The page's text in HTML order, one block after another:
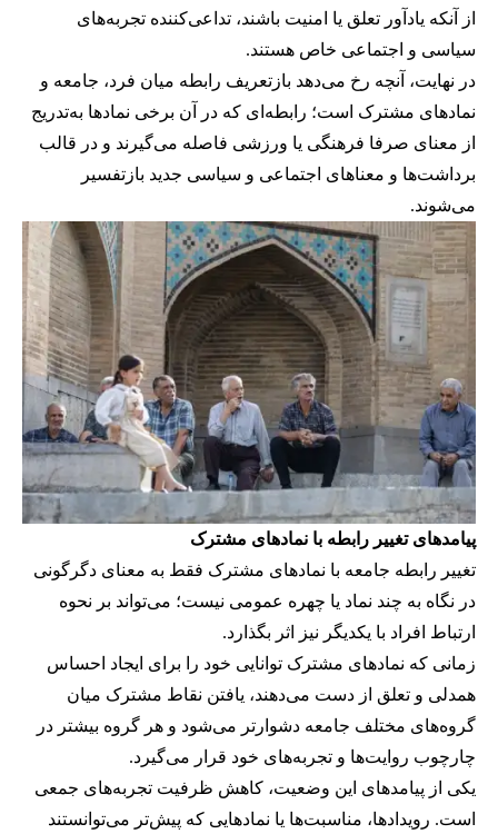
از آنکه یادآور تعلق یا امنیت باشند، تداعی‌کننده تجربه‌های
سیاسی و اجتماعی خاص هستند.
در نهایت، آنچه رخ می‌دهد بازتعریف رابطه میان فرد، جامعه و
نمادهای مشترک است؛ رابطه‌ای که در آن برخی نمادها به‌تدریج
از معنای صرفا فرهنگی یا ورزشی فاصله می‌گیرند و در قالب
برداشت‌ها و معناهای اجتماعی و سیاسی جدید بازتفسیر
می‌شوند.
پیامدهای تغییر رابطه با نمادهای مشترک
تغییر رابطه جامعه با نمادهای مشترک فقط به معنای دگرگونی
در نگاه به چند نماد یا چهره عمومی نیست؛ می‌تواند بر نحوه
ارتباط افراد با یکدیگر نیز اثر بگذارد.
زمانی که نمادهای مشترک توانایی خود را برای ایجاد احساس
همدلی و تعلق از دست می‌دهند، یافتن نقاط مشترک میان
گروه‌های مختلف جامعه دشوارتر می‌شود و هر گروه بیشتر در
چارچوب روایت‌ها و تجربه‌های خود قرار می‌گیرد.
یکی از پیامدهای این وضعیت، کاهش ظرفیت تجربه‌های جمعی
است. رویدادها، مناسبت‌ها یا نمادهایی که پیش‌تر می‌توانستند